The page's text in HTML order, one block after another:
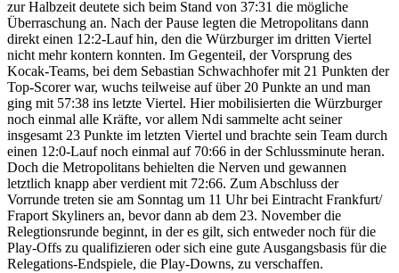
zur Halbzeit deutete sich beim Stand von 37:31 die mögliche
Überraschung an. Nach der Pause legten die Metropolitans dann
direkt einen 12:2-Lauf hin, den die Würzburger im dritten Viertel
nicht mehr kontern konnten. Im Gegenteil, der Vorsprung des
Kocak-Teams, bei dem Sebastian Schwachhofer mit 21 Punkten der
Top-Scorer war, wuchs teilweise auf über 20 Punkte an und man
ging mit 57:38 ins letzte Viertel. Hier mobilisierten die Würzburger
noch einmal alle Kräfte, vor allem Ndi sammelte acht seiner
insgesamt 23 Punkte im letzten Viertel und brachte sein Team durch
einen 12:0-Lauf noch einmal auf 70:66 in der Schlussminute heran.
Doch die Metropolitans behielten die Nerven und gewannen
letztlich knapp aber verdient mit 72:66. Zum Abschluss der
Vorrunde treten sie am Sonntag um 11 Uhr bei Eintracht Frankfurt/
Fraport Skyliners an, bevor dann ab dem 23. November die
Relegtionsrunde beginnt, in der es gilt, sich entweder noch für die
Play-Offs zu qualifizieren oder sich eine gute Ausgangsbasis für die
Relegations-Endspiele, die Play-Downs, zu verschaffen.